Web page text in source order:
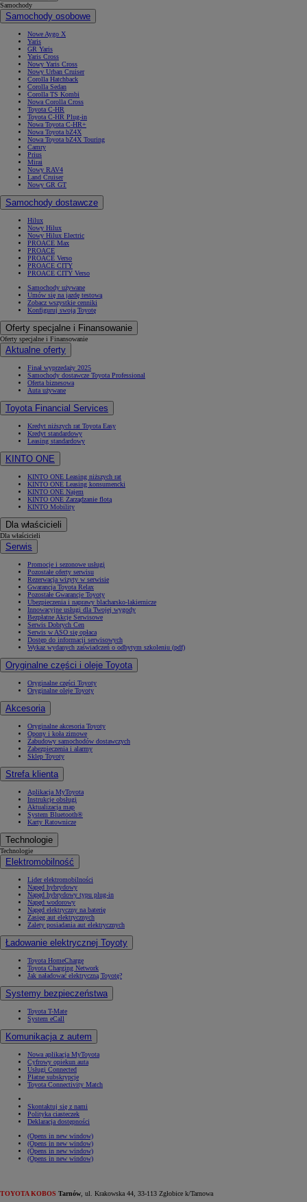
Samochody
Samochody osobowe
Nowe Aygo X
Yaris
GR Yaris
Yaris Cross
Nowy Yaris Cross
Nowy Urban Cruiser
Corolla Hatchback
Corolla Sedan
Corolla TS Kombi
Nowa Corolla Cross
Toyota C-HR
Toyota C-HR Plug-in
Nowa Toyota C-HR+
Nowa Toyota bZ4X
Nowa Toyota bZ4X Touring
Camry
Prius
Mirai
Nowy RAV4
Land Cruiser
Nowy GR GT
Samochody dostawcze
Hilux
Nowy Hilux
Nowy Hilux Electric
PROACE Max
PROACE
PROACE Verso
PROACE CITY
PROACE CITY Verso
Samochody używane
Umów się na jazdę testową
Zobacz wszystkie cenniki
Konfiguruj swoją Toyotę
Oferty specjalne i Finansowanie
Oferty specjalne i Finansowanie
Aktualne oferty
Finał wyprzedaży 2025
Samochody dostawcze Toyota Professional
Oferta biznesowa
Auta używane
Toyota Financial Services
Kredyt niższych rat Toyota Easy
Kredyt standardowy
Leasing standardowy
KINTO ONE
KINTO ONE Leasing niższych rat
KINTO ONE Leasing konsumencki
KINTO ONE Najem
KINTO ONE Zarządzanie flotą
KINTO Mobility
Dla właścicieli
Dla właścicieli
Serwis
Promocje i sezonowe usługi
Pozostałe oferty serwisu
Rezerwacja wizyty w serwisie
Gwarancja Toyota Relax
Pozostałe Gwarancje Toyoty
Ubezpieczenia i naprawy blacharsko-lakiernicze
Innowacyjne usługi dla Twojej wygody
Bezpłatne Akcje Serwisowe
Serwis Dobrych Cen
Serwis w ASO się opłaca
Dostęp do informacji serwisowych
Wykaz wydanych zaświadczeń o odbytym szkoleniu (pdf)
Oryginalne części i oleje Toyota
Oryginalne części Toyoty
Oryginalne oleje Toyoty
Akcesoria
Oryginalne akcesoria Toyoty
Opony i koła zimowe
Zabudowy samochodów dostawczych
Zabezpieczenia i alarmy
Sklep Toyoty
Strefa klienta
Aplikacja MyToyota
Instrukcje obsługi
Aktualizacja map
System Bluetooth®
Karty Ratownicze
Technologie
Technologie
Elektromobilność
Lider elektromobilności
Napęd hybrydowy
Napęd hybrydowy typu plug-in
Napęd wodorowy
Napęd elektryczny na baterię
Zasięg aut elektrycznych
Zalety posiadania aut elektrycznych
Ładowanie elektrycznej Toyoty
Toyota HomeCharge
Toyota Charging Network
Jak naładować elektryczną Toyotę?
Systemy bezpieczeństwa
Toyota T-Mate
System eCall
Komunikacja z autem
Nowa aplikacja MyToyota
Cyfrowy opiekun auta
Usługi Connected
Płatne subskrypcje
Toyota Connectivity Match
Skontaktuj się z nami
Polityka ciasteczek
Deklaracja dostępności
(Opens in new window)
(Opens in new window)
(Opens in new window)
(Opens in new window)
TOYOTA KOBOS Tarnów , ul. Krakowska 44, 33-113 Zgłobice k/Tarnowa